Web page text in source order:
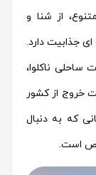
از شنا و
جذابیت دارد.
ساحلی ناکلوا،
خروج از کشور
که به دنبال
است.